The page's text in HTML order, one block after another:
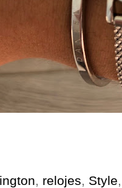
, relojes, Style